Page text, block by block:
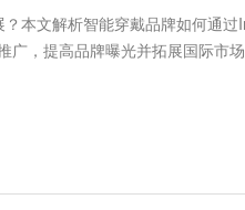
本文解析智能穿戴品牌如何通
，提高品牌曝光并拓展国际市场